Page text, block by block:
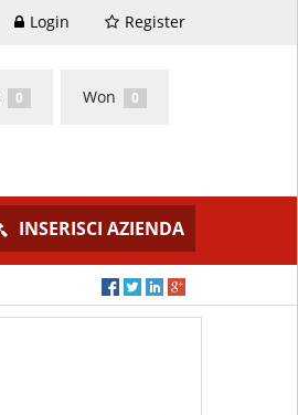
Login Register
0 Won 0
INSERISCI AZIENDA